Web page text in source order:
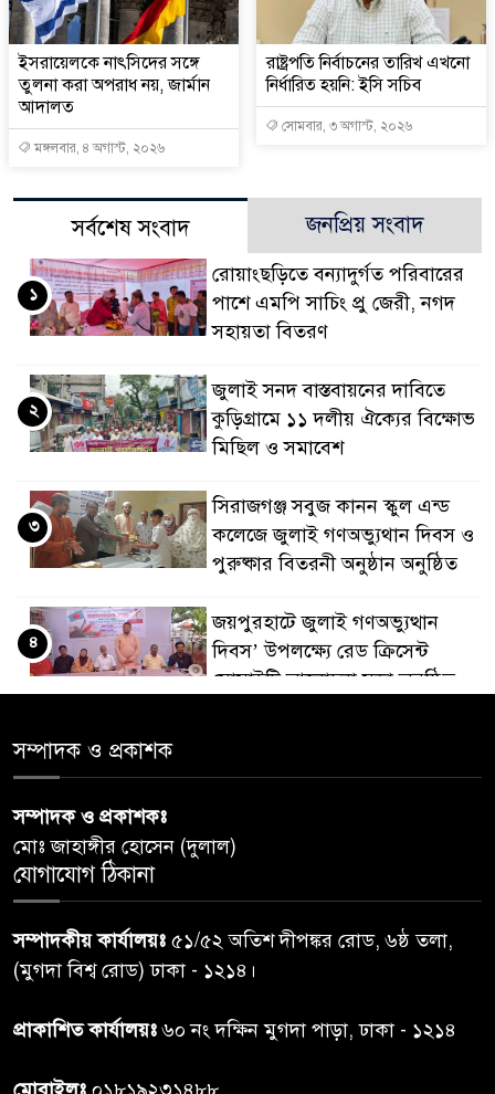
ইসরায়েলকে নাৎসিদের সঙ্গে
তুলনা করা অপরাধ নয়, জার্মান
আদালত
মঙ্গলবার, ৪ অগাস্ট, ২০২৬
রাষ্ট্রপতি নির্বাচনের তারিখ এখনো
নির্ধারিত হয়নি: ইসি সচিব
সোমবার, ৩ অগাস্ট, ২০২৬
সর্বশেষ সংবাদ জনপ্রিয় সংবাদ
রোয়াংছড়িতে বন্যাদুর্গত পরিবারের
পাশে এমপি সাচিং প্রু জেরী, নগদ
সহায়তা বিতরণ
১
জুলাই সনদ বাস্তবায়নের দাবিতে
কুড়িগ্রামে ১১ দলীয় ঐক্যের বিক্ষোভ
মিছিল ও সমাবেশ
২
সিরাজগঞ্জ সবুজ কানন স্কুল এন্ড
কলেজে জুলাই গণঅভ্যুথান দিবস ও
পুরুষ্কার বিতরনী অনুষ্ঠান অনুষ্ঠিত
৩
জয়পুরহাটে জুলাই গণঅভ্যুত্থান
দিবস’ উপলক্ষ্যে রেড ক্রিসেন্ট
সোসাইটি আলোচনা সভা অনুষ্ঠিত
৪
দিবস-২০২৬’।
৫
মাঝে ১৩ লক্ষ ১৫ হাজার টাকা
বিতরণ
৬
বান্দরবানে বন্যায় ক্ষতিগ্রস্তদের
সম্পাদক ও প্রকাশক
সম্পাদক ও প্রকাশকঃ
মোঃ জাহাঙ্গীর হোসেন (দুলাল)
যোগাযোগ ঠিকানা
সম্পাদকীয় কার্যালয়ঃ ৫১/৫২ অতিশ দীপঙ্কর রোড, ৬ষ্ঠ তলা,
(মুগদা বিশ্ব রোড) ঢাকা - ১২১৪।
প্রাকাশিত কার্যালয়ঃ৬০ নং দক্ষিন মুগদা পাড়া, ঢাকা - ১২১৪